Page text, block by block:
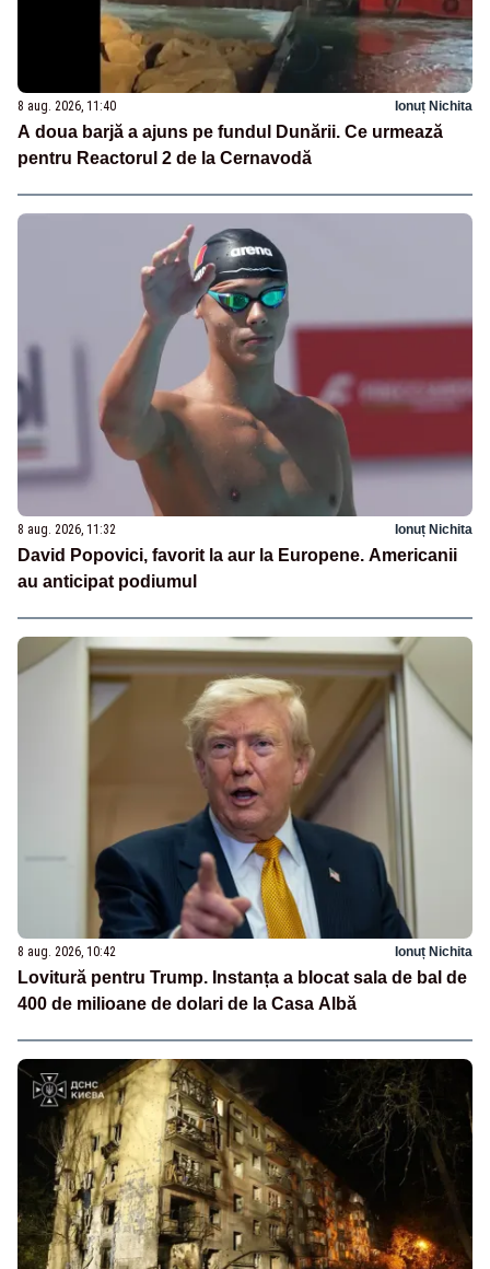
8 aug. 2026, 11:40 Ionuț Nichita
A doua barjă a ajuns pe fundul Dunării. Ce urmează
pentru Reactorul 2 de la Cernavodă
8 aug. 2026, 11:32 Ionuț Nichita
David Popovici, favorit la aur la Europene. Americanii
au anticipat podiumul
8 aug. 2026, 10:42 Ionuț Nichita
Lovitură pentru Trump. Instanța a blocat sala de bal de
400 de milioane de dolari de la Casa Albă